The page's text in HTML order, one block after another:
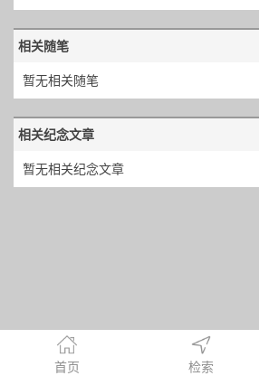
相关随笔
暂无相关随笔
相关纪念文章
暂无相关纪念文章
首页 检索